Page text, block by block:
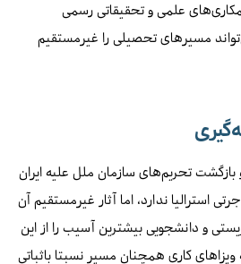
علمی و تحقیقاتی رسمی
مسیرهای تحصیلی را غیرمستقیم
تحریم‌های سازمان ملل علیه ایران
استرالیا ندارد، اما آثار غیرمستقیم آن
و دانشجویی بیشترین آسیب را از این
کاری همچنان مسیر نسبتا باثباتی